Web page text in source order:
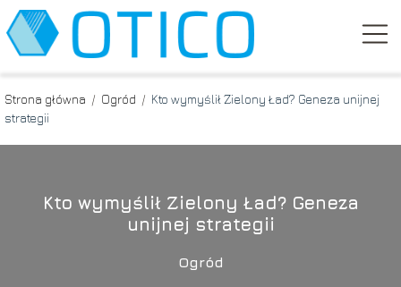
Strona główna / Ogród / Kto wymyślił Zielony Ład? Geneza unijnej
strategii
Kto wymyślił Zielony Ład? Geneza
unijnej strategii
Ogród